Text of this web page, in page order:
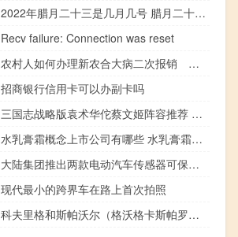
2022年腊月二十三是几月几号 腊月二十三是小年吗
Recv failure: Connection was reset
农村人如何办理新农合大病二次报销 新农合二次报销
招商银行信用卡可以办副卡吗
三国志战略版袁术华佗蔡文姬阵容推荐 袁术阵容战法搭配攻略
水乳膏霜概念上市公司有哪些 水乳膏霜股票名单
大陆集团推出两款电动汽车传感器可保护电池并保持其性能
现代最小的跨界车在路上首次拍照
科夫里格和斯帕沃尔（格沃格卡斯帕罗夫）